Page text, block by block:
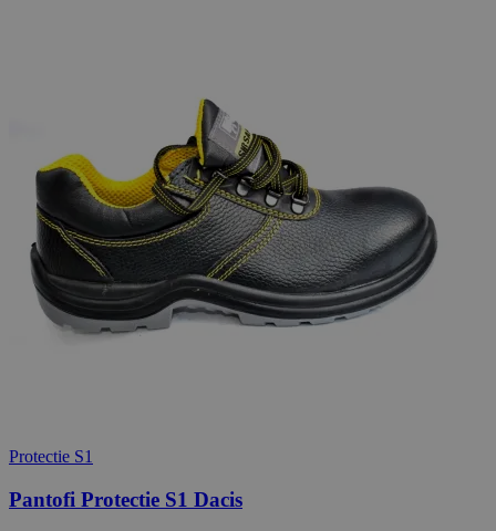
Protectie S1
Pantofi Protectie S1 Dacis